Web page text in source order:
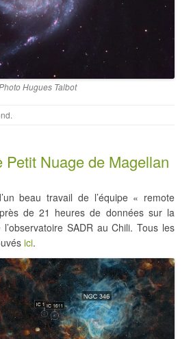
Hugues Talbot
.
Petit Nuage de Magellan
beau travail de l’équipe « remote
de 21 heures de données sur la
SADR au Chili. Tous les
ici.